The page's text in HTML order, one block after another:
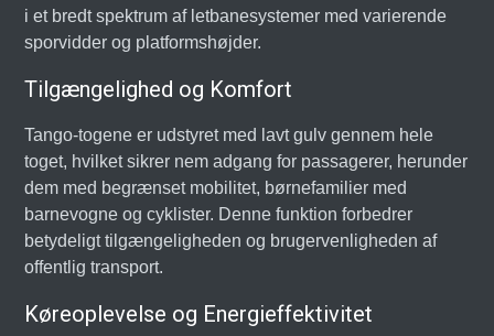
i et bredt spektrum af letbanesystemer med varierende
sporvidder og platformshøjder.
Tilgængelighed og Komfort
Tango-togene er udstyret med lavt gulv gennem hele
toget, hvilket sikrer nem adgang for passagerer, herunder
dem med begrænset mobilitet, børnefamilier med
barnevogne og cyklister. Denne funktion forbedrer
betydeligt tilgængeligheden og brugervenligheden af
offentlig transport.
Køreoplevelse og Energieffektivitet